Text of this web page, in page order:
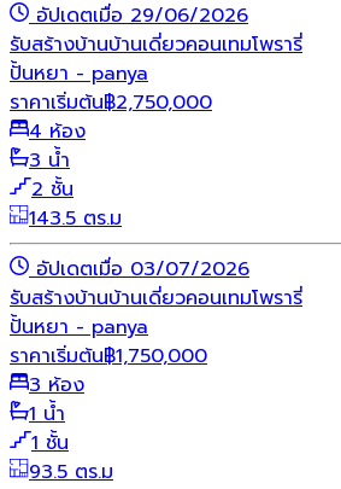
อัปเดตเมื่อ 29/06/2026
รับสร้างบ้านบ้านเดี่ยวคอนเทมโพรารี่
ปั้นหยา - panya
ราคาเริ่มต้น฿2,750,000
4 ห้อง
3 น้ำ
2 ชั้น
143.5 ตร.ม
อัปเดตเมื่อ 03/07/2026
รับสร้างบ้านบ้านเดี่ยวคอนเทมโพรารี่
ปั้นหยา - panya
ราคาเริ่มต้น฿1,750,000
3 ห้อง
1 น้ำ
1 ชั้น
93.5 ตร.ม